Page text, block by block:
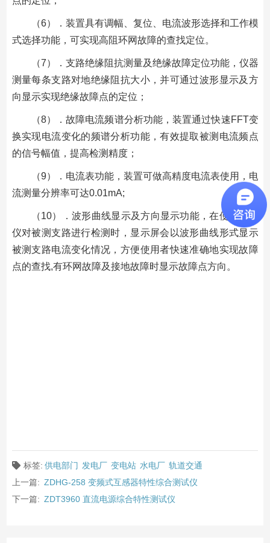
（6）．装置具有调幅、复位、电流波形选择和工作模
式选择功能，可实现高阻环网故障的查找定位。
（7）．支路绝缘阻抗测量及绝缘故障定位功能，仪器
测量每条支路对地绝缘阻抗大小，并可通过波形显示及方
向显示实现绝缘故障点的定位；
（8）．故障电流频谱分析功能，装置通过快速FFT变
换实现电流变化的频谱分析功能，有效提取被测电流频点
的信号幅值，提高检测精度；
（9）．电流表功能，装置可做高精度电流表使用，电
流测量分辨率可达0.01mA;
（10）．波形曲线显示及方向显示功能，在使用探测
仪对被测支路进行检测时，显示屏会以波形曲线形式显示
被测支路电流变化情况，方便使用者快速准确地实现故障
点的查找,有环网故障及接地故障时显示故障点方向。
标签: 供电部门 发电厂 变电站 水电厂 轨道交通
上一篇: ZDHG-258 变频式互感器特性综合测试仪
下一篇: ZDT3960 直流电源综合特性测试仪